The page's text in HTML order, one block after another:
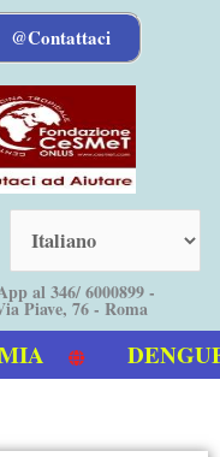
@Contattaci
al 346/ 6000899 -
Piave, 76 - Roma
DENGUE